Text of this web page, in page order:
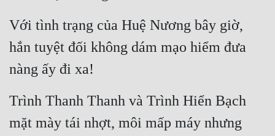
Với tình trạng của Huệ Nương bây giờ,
hắn tuyệt đối không dám mạo hiểm đưa
nàng ấy đi xa!
Trình Thanh Thanh và Trình Hiển Bạch
mặt mày tái nhợt, môi mấp máy nhưng